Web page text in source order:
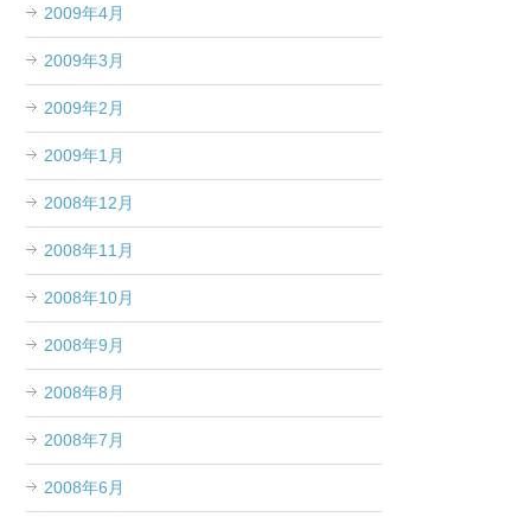
2009年4月
2009年3月
2009年2月
2009年1月
2008年12月
2008年11月
2008年10月
2008年9月
2008年8月
2008年7月
2008年6月